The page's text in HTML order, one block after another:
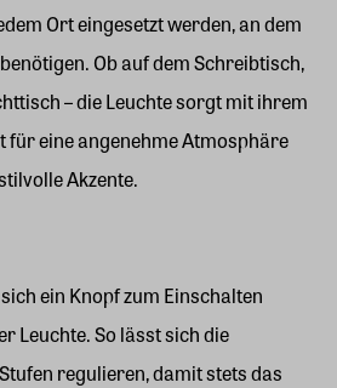
Ort eingesetzt werden, an dem
Ob auf dem Schreibtisch,
– die Leuchte sorgt mit ihrem
für eine angenehme Atmosphäre
Akzente.
ein Knopf zum Einschalten
Leuchte. So lässt sich die
regulieren, damit stets das